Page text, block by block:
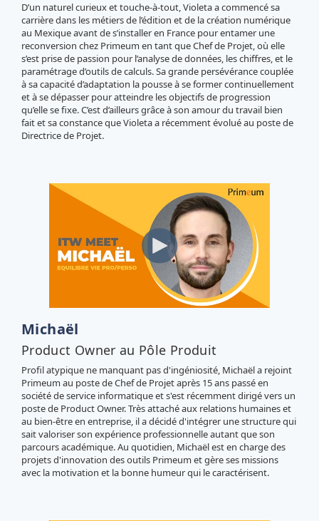
D’un naturel curieux et touche-à-tout, Violeta a commencé sa
carrière dans les métiers de l’édition et de la création numérique
au Mexique avant de s’installer en France pour entamer une
reconversion chez Primeum en tant que Chef de Projet, où elle
s’est prise de passion pour l’analyse de données, les chiffres, et le
paramétrage d’outils de calculs. Sa grande persévérance couplée
à sa capacité d’adaptation la pousse à se former continuellement
et à se dépasser pour atteindre les objectifs de progression
qu’elle se fixe. C’est d’ailleurs grâce à son amour du travail bien
fait et sa constance que Violeta a récemment évolué au poste de
Directrice de Projet.
Michaël
Product Owner au Pôle Produit
Profil atypique ne manquant pas d'ingéniosité, Michaël a rejoint
Primeum au poste de Chef de Projet après 15 ans passé en
société de service informatique et s'est récemment dirigé vers un
poste de Product Owner. Très attaché aux relations humaines et
au bien-être en entreprise, il a décidé d'intégrer une structure qui
sait valoriser son expérience professionnelle autant que son
parcours académique. Au quotidien, Michaël est en charge des
projets d'innovation des outils Primeum et gère ses missions
avec la motivation et la bonne humeur qui le caractérisent.